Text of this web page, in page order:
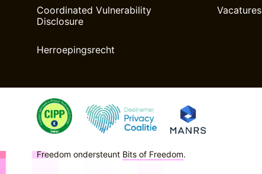
Coordinated Vulnerability
Disclosure
Herroepingsrecht
Vacatures
Freedom ondersteunt Bits of Freedom.